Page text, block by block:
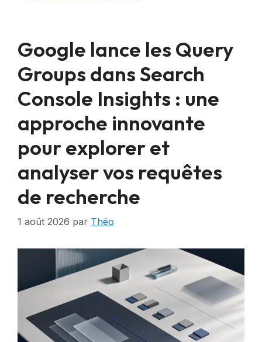
Google lance les Query
Groups dans Search
Console Insights : une
approche innovante
pour explorer et
analyser vos requêtes
de recherche
1 août 2026 par Théo